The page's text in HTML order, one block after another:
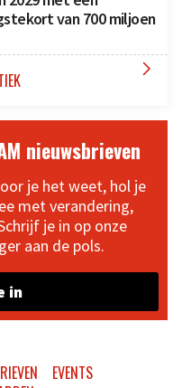
van 700 miljoen

nieuwsbrieven
je het weet, hol je
met verandering,
je in op onze
aan de pols.
in
EVENTS